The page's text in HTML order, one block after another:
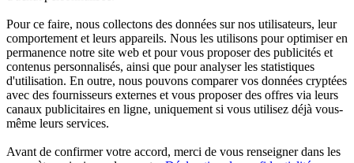
Pour ce faire, nous collectons des données sur nos utilisateurs, leur
comportement et leurs appareils. Nous les utilisons pour optimiser en
permanence notre site web et pour vous proposer des publicités et
contenus personnalisés, ainsi que pour analyser les statistiques
d'utilisation. En outre, nous pouvons comparer vos données cryptées
avec des fournisseurs externes et vous proposer des offres via leurs
canaux publicitaires en ligne, uniquement si vous utilisez déjà vous-
même leurs services.
Avant de confirmer votre accord, merci de vous renseigner dans les